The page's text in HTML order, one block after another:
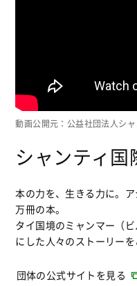
動画公開元：公益社団法人シ
シャンティ
本の力を、生きる力に。
万冊の本。
タイ国境のミャンマー（
にした人々のストーリーを
団体の公式サイトを見る